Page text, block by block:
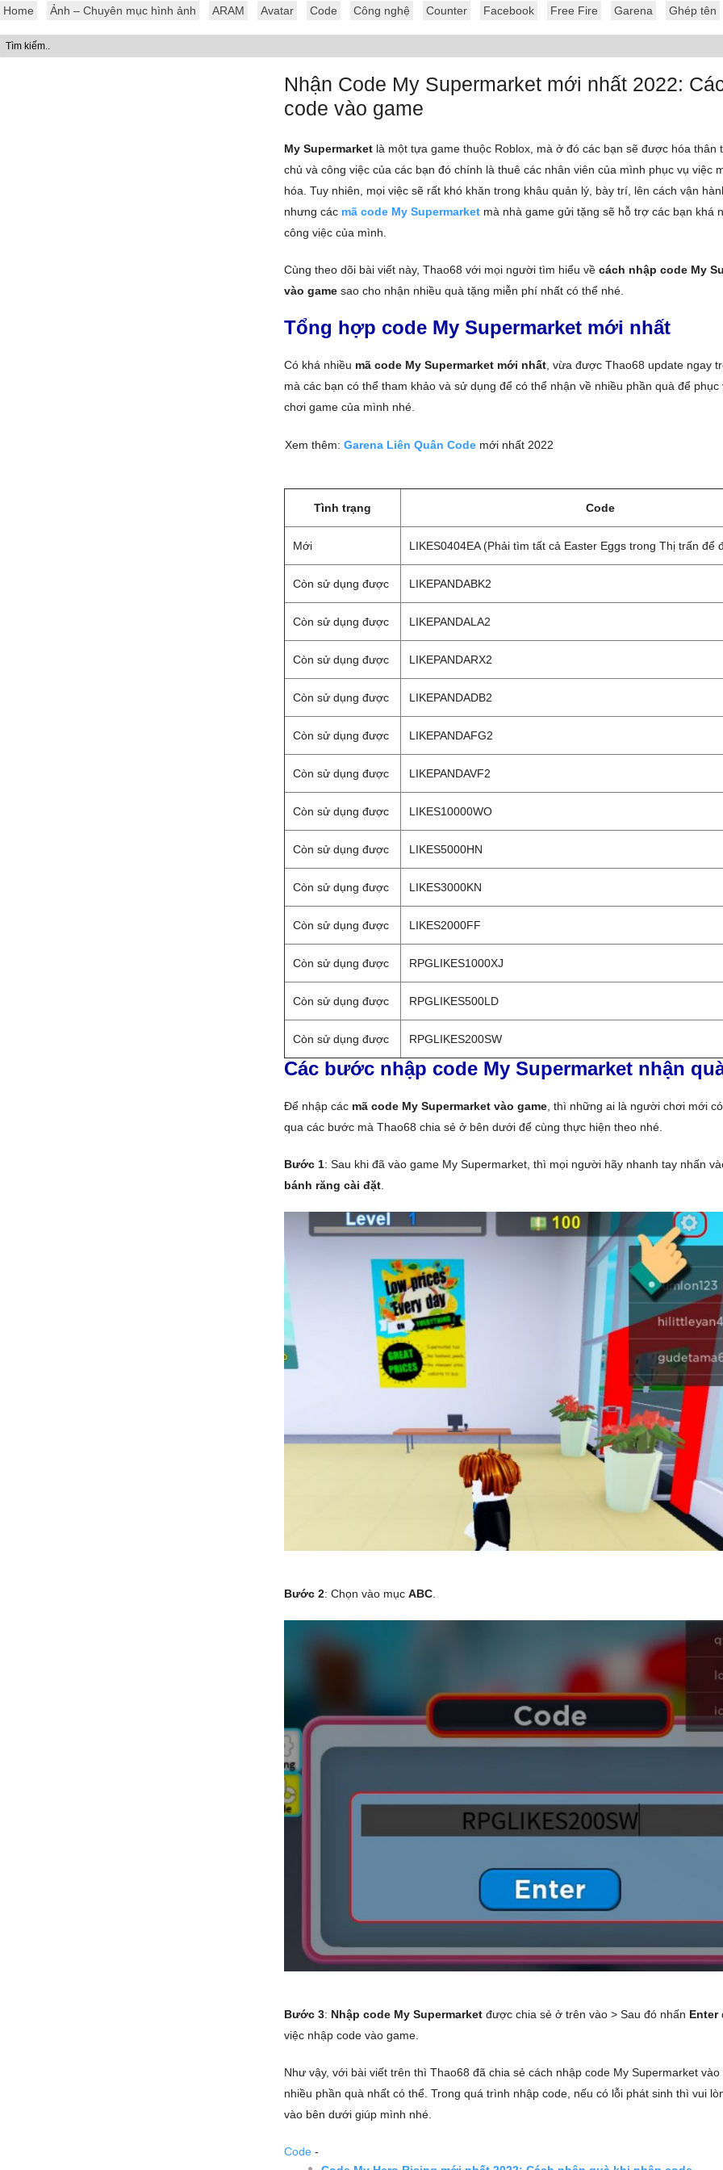
Home Ảnh – Chuyên mục hình ảnh ARAM Avatar Code Công nghệ Counter Facebook Free Fire Garena Ghép tên
Nhận Code My Supermarket mới nhất 2022:
code vào game
My Supermarket là một tựa game thuộc Roblox, mà ở đó các bạn sẽ được hóa thân
chủ và công việc của các bạn đó chính là thuê các nhân viên của mình phục vụ việc
hóa. Tuy nhiên, mọi việc sẽ rất khó khăn trong khâu quản lý, bày trí, lên cách vận
nhưng các mã code My Supermarket mà nhà game gửi tặng sẽ hỗ trợ các bạn khá
công việc của mình.
Cùng theo dõi bài viết này, Thao68 với mọi người tìm hiểu về cách nhập code My
vào game sao cho nhận nhiều quà tặng miễn phí nhất có thể nhé.
Tổng hợp code My Supermarket mới nhất
Có khá nhiều mã code My Supermarket mới nhất , vừa được Thao68 update ngay
mà các bạn có thể tham khảo và sử dụng để có thể nhận về nhiều phần quà để phục
chơi game của mình nhé.
Xem thêm: Garena Liên Quân Code mới nhất 2022
Tình trạng Code
Mới LIKES0404EA (Phải tìm tất cả Easter Eggs trong Thị trấn để
Còn sử dụng được LIKEPANDABK2
Còn sử dụng được LIKEPANDALA2
Còn sử dụng được LIKEPANDARX2
Còn sử dụng được LIKEPANDADB2
Còn sử dụng được LIKEPANDAFG2
Còn sử dụng được LIKEPANDAVF2
Còn sử dụng được LIKES10000WO
Còn sử dụng được LIKES5000HN
Còn sử dụng được LIKES3000KN
Còn sử dụng được LIKES2000FF
Còn sử dụng được RPGLIKES1000XJ
Còn sử dụng được RPGLIKES500LD
Còn sử dụng được RPGLIKES200SW
Các bước nhập code My Supermarket nhận
Để nhập các mã code My Supermarket vào game , thì những ai là người chơi mới
qua các bước mà Thao68 chia sẻ ở bên dưới để cùng thực hiện theo nhé.
Bước 1: Sau khi đã vào game My Supermarket, thì mọi người hãy nhanh tay nhấn
bánh răng cài đặt
Bước 2: Chọn vào mục ABC
Bước 3: Nhập code My Supermarket được chia sẻ ở trên vào > Sau đó nhấn Enter
việc nhập code vào game.
Như vậy, với bài viết trên thì Thao68 đã chia sẻ cách nhập code My Supermarket
nhiều phần quà nhất có thể. Trong quá trình nhập code, nếu có lỗi phát sinh thì vui
vào bên dưới giúp mình nhé.
Code -